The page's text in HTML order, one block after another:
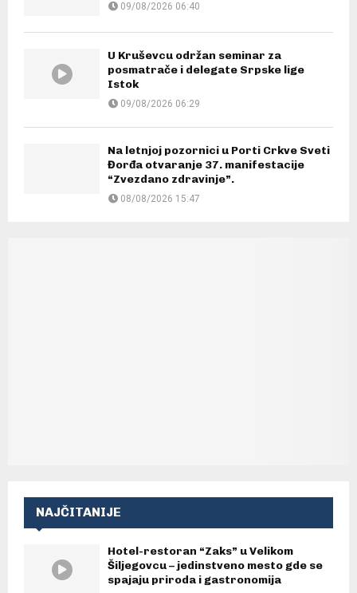
09/08/2026 06:40
U Kruševcu održan seminar za
posmatrače i delegate Srpske lige
Istok
09/08/2026 06:29
Na letnjoj pozornici u Porti Crkve Sveti
Đorđa otvaranje 37. manifestacije
“Zvezdano zdravinje”.
08/08/2026 15:47
NAJČITANIJE
Hotel-restoran “Zaks” u Velikom
Šiljegovcu – jedinstveno mesto gde se
spajaju priroda i gastronomija